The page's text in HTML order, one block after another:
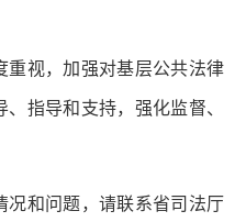
视，加强对基层公共法律
指导和支持，强化监督、
和问题，请联系省司法厅